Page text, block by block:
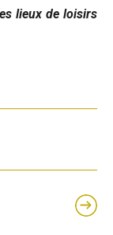
lieux de loisirs